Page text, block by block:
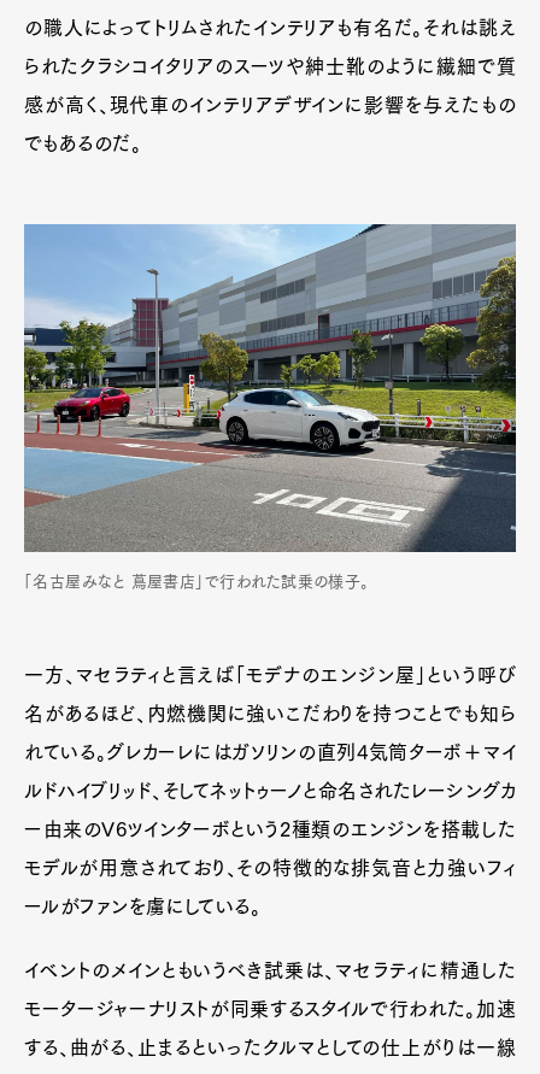
の職人によってトリムされたインテリアも有名だ。それは誂え
られたクラシコイタリアのスーツや紳士靴のように繊細で質
感が高く、現代車のインテリアデザインに影響を与えたもの
でもあるのだ。
「名古屋みなと 蔦屋書店」で行われた試乗の様子。
一方、マセラティと言えば「モデナのエンジン屋」という呼び
名があるほど、内燃機関に強いこだわりを持つことでも知ら
れている。グレカーレにはガソリンの直列4気筒ターボ＋マイ
ルドハイブリッド、そしてネットゥーノと命名されたレーシングカ
ー由来のV6ツインターボという2種類のエンジンを搭載した
モデルが用意されており、その特徴的な排気音と力強いフィ
ールがファンを虜にしている。
イベントのメインともいうべき試乗は、マセラティに精通した
モータージャーナリストが同乗するスタイルで行われた。加速
する、曲がる、止まるといったクルマとしての仕上がりは一線